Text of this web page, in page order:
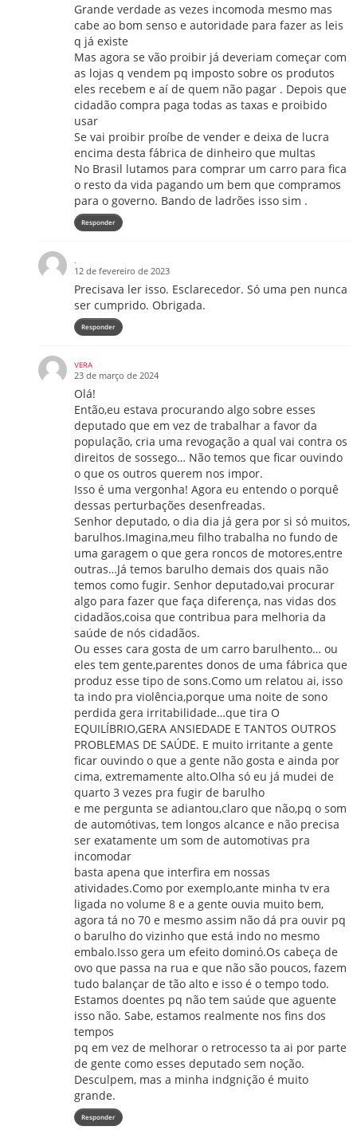
Grande verdade as vezes incomoda mesmo mas
cabe ao bom senso e autoridade para fazer as leis
q já existe
Mas agora se vão proibir já deveriam começar com
as lojas q vendem pq imposto sobre os produtos
eles recebem e aí de quem não pagar . Depois que
cidadão compra paga todas as taxas e proibido
usar
Se vai proibir proíbe de vender e deixa de lucra
encima desta fábrica de dinheiro que multas
No Brasil lutamos para comprar um carro para fica
o resto da vida pagando um bem que compramos
para o governo. Bando de ladrões isso sim .
Responder
12 de fevereiro de 2023
Precisava ler isso. Esclarecedor. Só uma pen nunca
ser cumprido. Obrigada.
Responder
VERA
23 de março de 2024
Olá!
Então,eu estava procurando algo sobre esses
deputado que em vez de trabalhar a favor da
população, cria uma revogação a qual vai contra os
direitos de sossego… Não temos que ficar ouvindo
o que os outros querem nos impor.
Isso é uma vergonha! Agora eu entendo o porquê
dessas perturbações desenfreadas.
Senhor deputado, o dia dia já gera por si só muitos,
barulhos.Imagina,meu filho trabalha no fundo de
uma garagem o que gera roncos de motores,entre
outras…Já temos barulho demais dos quais não
temos como fugir. Senhor deputado,vai procurar
algo para fazer que faça diferença, nas vidas dos
cidadãos,coisa que contribua para melhoria da
saúde de nós cidadãos.
Ou esses cara gosta de um carro barulhento… ou
eles tem gente,parentes donos de uma fábrica que
produz esse tipo de sons.Como um relatou ai, isso
ta indo pra violência,porque uma noite de sono
perdida gera irritabilidade…que tira O
EQUILÍBRIO,GERA ANSIEDADE E TANTOS OUTROS
PROBLEMAS DE SAÚDE. E muito irritante a gente
ficar ouvindo o que a gente não gosta e ainda por
cima, extremamente alto.Olha só eu já mudei de
quarto 3 vezes pra fugir de barulho
e me pergunta se adiantou,claro que não,pq o som
de automótivas, tem longos alcance e não precisa
ser exatamente um som de automotivas pra
incomodar
basta apena que interfira em nossas
atividades.Como por exemplo,ante minha tv era
ligada no volume 8 e a gente ouvia muito bem,
agora tá no 70 e mesmo assim não dá pra ouvir pq
o barulho do vizinho que está indo no mesmo
embalo.Isso gera um efeito dominó.Os cabeça de
ovo que passa na rua e que não são poucos, fazem
tudo balançar de tão alto e isso é o tempo todo.
Estamos doentes pq não tem saúde que aguente
isso não. Sabe, estamos realmente nos fins dos
tempos
pq em vez de melhorar o retrocesso ta ai por parte
de gente como esses deputado sem noção.
Desculpem, mas a minha indgnição é muito
grande.
Responder